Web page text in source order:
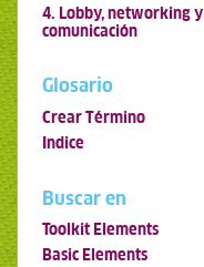
4. Lobby, networking y
comunicación
Glosario
Crear Término
Indice
Buscar en
Toolkit Elements
Basic Elements